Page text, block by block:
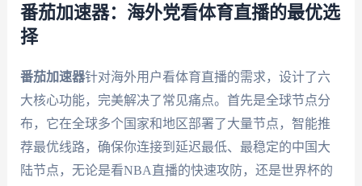
番茄加速器：海外党看体育直播的最优选
择
番茄加速器针对海外用户看体育直播的需求，设计了六
大核心功能，完美解决了常见痛点。首先是全球节点分
布，它在全球多个国家和地区部署了大量节点，智能推
荐最优线路，确保你连接到延迟最低、最稳定的中国大
陆节点，无论是看NBA直播的快速攻防，还是世界杯的